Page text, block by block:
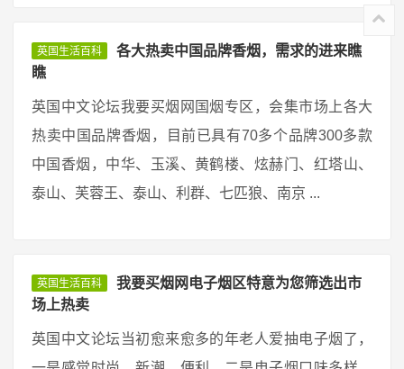
英国生活百科
各大热卖中国品牌香烟，需求的进来瞧
瞧
英国中文论坛我要买烟网国烟专区，会集市场上各大
热卖中国品牌香烟，目前已具有70多个品牌300多款
中国香烟，中华、玉溪、黄鹤楼、炫赫门、红塔山、
泰山、芙蓉王、泰山、利群、七匹狼、南京 ...
英国生活百科
我要买烟网电子烟区特意为您筛选出市
场上热卖
英国中文论坛当初愈来愈多的年老人爱抽电子烟了，